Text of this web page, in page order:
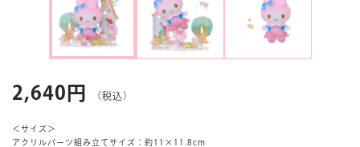
2,640円 （税込）
＜サイズ＞
アクリルパーツ組み立てサイズ：約11×11.8cm